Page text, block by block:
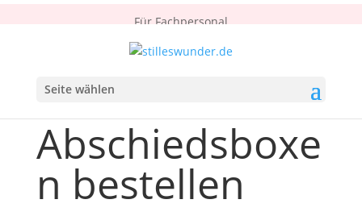
Seite wählen
Für Fachpersonal
Abschiedsboxe
n bestellen